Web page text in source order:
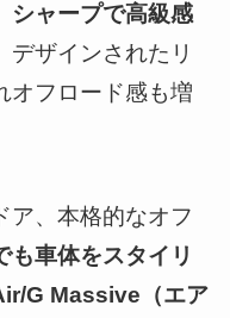
シャープで高級感
デザインされたリ
オフロード感も増
ア、本格的なオフ
も車体をスタイリ
G Massive（エア